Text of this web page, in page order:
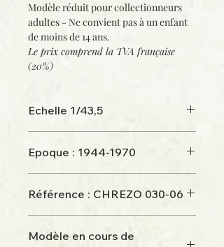
Modèle réduit pour collectionneurs
adultes - Ne convient pas à un enfant
de moins de 14 ans.
Le prix comprend la TVA française
(20%)
Echelle 1/43,5
Epoque : 1944-1970
Référence : CHREZO 030-06
Modèle en cours de